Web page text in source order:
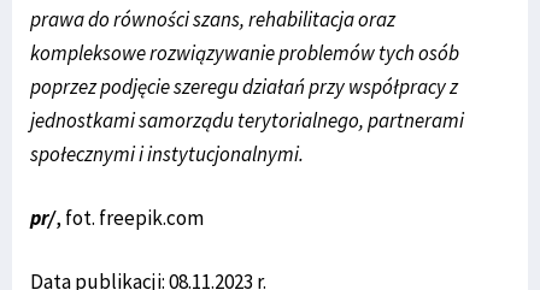
prawa do równości szans, rehabilitacja oraz
kompleksowe rozwiązywanie problemów tych osób
poprzez podjęcie szeregu działań przy współpracy z
jednostkami samorządu terytorialnego, partnerami
społecznymi i instytucjonalnymi.
pr/, fot. freepik.com
Data publikacji: 08.11.2023 r.